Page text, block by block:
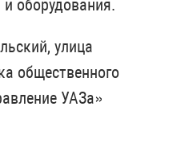
оборудования.
улица
общественного
УАЗа»